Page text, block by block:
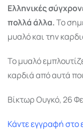
Ελληνικές
πολλά άλλα.Το
μυαλό και την
Το μυαλό
καρδιά από αυτά
Βίκτωρ Ουγκό, 26
Κάντε εγγραφή στο